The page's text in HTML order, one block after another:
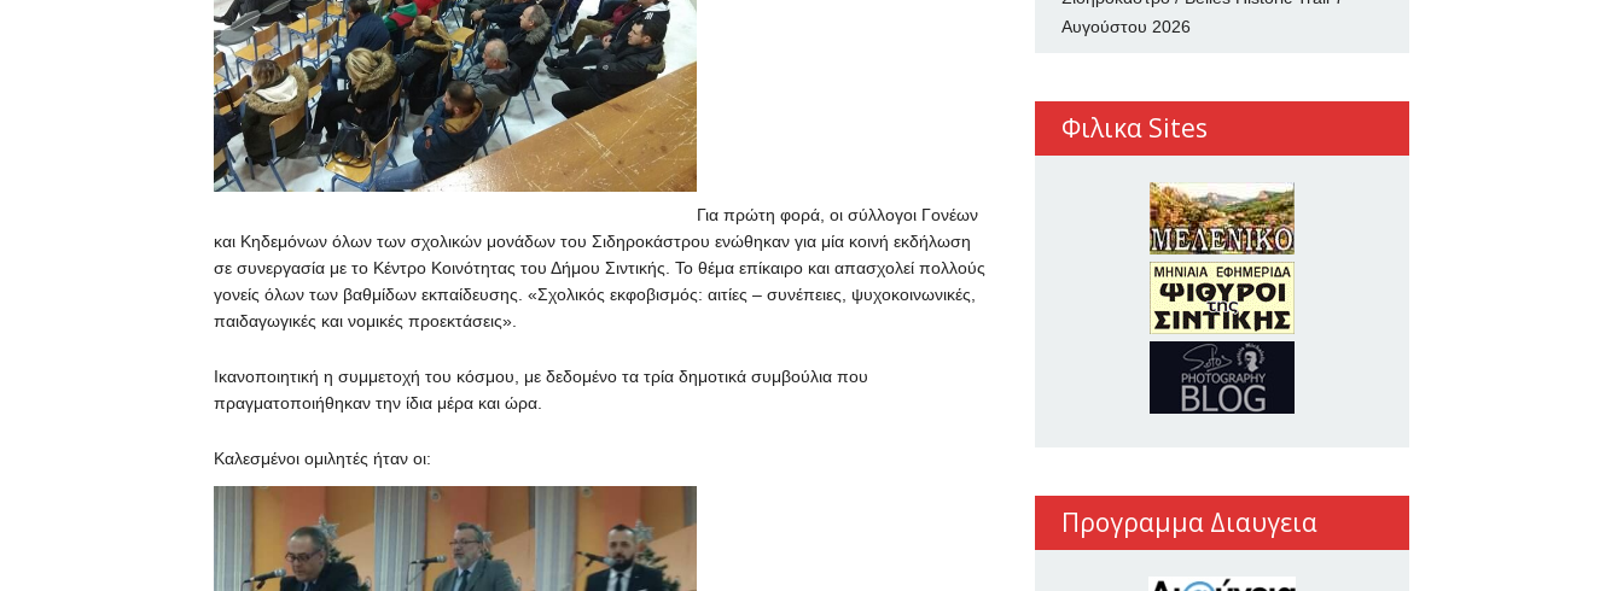
Για πρώτη φορά, οι σύλλογοι Γονέων
και Κηδεμόνων όλων των σχολικών μονάδων του Σιδηροκάστρου ενώθηκαν για μία κοινή εκδήλωση
σε συνεργασία με το Κέντρο Κοινότητας του Δήμου Σιντικής. Το θέμα επίκαιρο και απασχολεί πολλούς
γονείς όλων των βαθμίδων εκπαίδευσης. «Σχολικός εκφοβισμός: αιτίες – συνέπειες, ψυχοκοινωνικές,
παιδαγωγικές και νομικές προεκτάσεις».
Ικανοποιητική η συμμετοχή του κόσμου, με δεδομένο τα τρία δημοτικά συμβούλια που
πραγματοποιήθηκαν την ίδια μέρα και ώρα.
Καλεσμένοι ομιλητές ήταν οι:
Αυγούστου 2026
Φιλικα Sites
Προγραμμα Διαυγεια